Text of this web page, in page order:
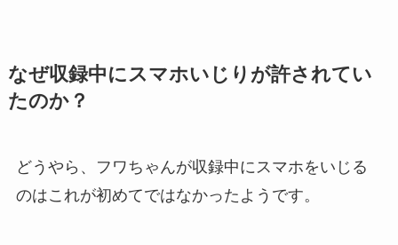
なぜ収録中にスマホいじりが許されてい
たのか？
どうやら、フワちゃんが収録中にスマホをいじる
のはこれが初めてではなかったようです。